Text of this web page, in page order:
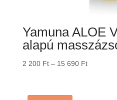
Yamuna ALOE
alapú
2 200 Ft – 15 690 Ft